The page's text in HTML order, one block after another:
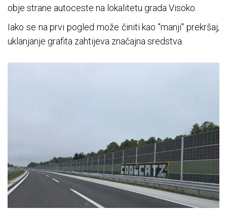
obje strane autoceste na lokalitetu grada Visoko.
Iako se na prvi pogled može činiti kao "manji" prekršaj,
uklanjanje grafita zahtijeva značajna sredstva.